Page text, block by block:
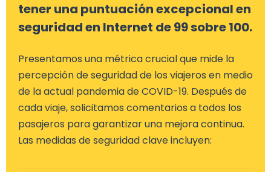
tener una puntuación excepcional en
seguridad en Internet de 99 sobre 100.
Presentamos una métrica crucial que mide la
percepción de seguridad de los viajeros en medio
de la actual pandemia de COVID-19. Después de
cada viaje, solicitamos comentarios a todos los
pasajeros para garantizar una mejora continua.
Las medidas de seguridad clave incluyen: